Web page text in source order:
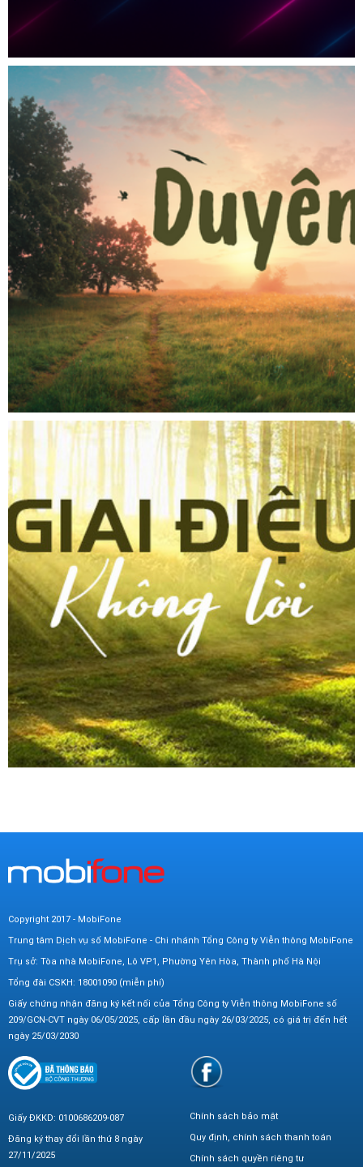
Copyright 2017 - MobiFone
Trung tâm Dịch vụ số MobiFone - Chi nhánh Tổng Công ty Viễn thông MobiFone
Trụ sở: Tòa nhà MobiFone, Lô VP1, Phường Yên Hòa, Thành phố Hà Nội
Tổng đài CSKH: 18001090 (miễn phí)
Giấy chứng nhận đăng ký kết nối của Tổng Công ty Viễn thông MobiFone số
209/GCN-CVT ngày 06/05/2025, cấp lần đầu ngày 26/03/2025, có giá trị đến hết
ngày 25/03/2030
Giấy ĐKKD: 0100686209-087
Đăng ký thay đổi lần thứ 8 ngày
27/11/2025
Chính sách bảo mật
Quy định, chính sách thanh toán
Chính sách quyền riêng tư